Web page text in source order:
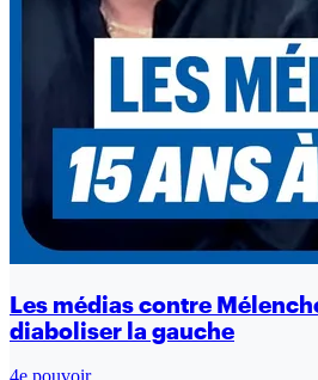
Les médias contre
diaboliser la gauche